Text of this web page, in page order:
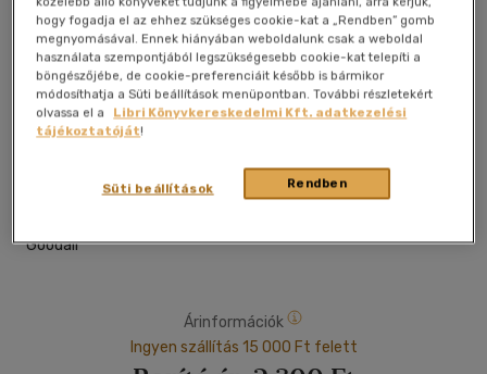
Kívánságlistához adom Megosztom
Bioenergetic Kiadó Kft.|2023|magyar nyelvű
keménytábla|136 oldal
szükségességét a természeti világgal, amelynek részei
vagyunk, és amelytől függünk. ... Hallgassunk a spirituális
Goodall
Árinformációk
Ingyen szállítás 15 000 Ft felett
hogy fogadja el az ehhez szükséges cookie-kat a „Rendben” gomb
megnyomásával. Ennek hiányában weboldalunk csak a weboldal
használata szempontjából legszükségesebb cookie-kat telepíti a
böngészőjébe, de cookie-preferenciáit később is bármikor
módosíthatja a Süti beállítások menüpontban. További részletekért
olvassa el a
Libri Könyvkereskedelmi Kft. adatkezelési
tájékoztatóját!
Rendben
Süti beállítások